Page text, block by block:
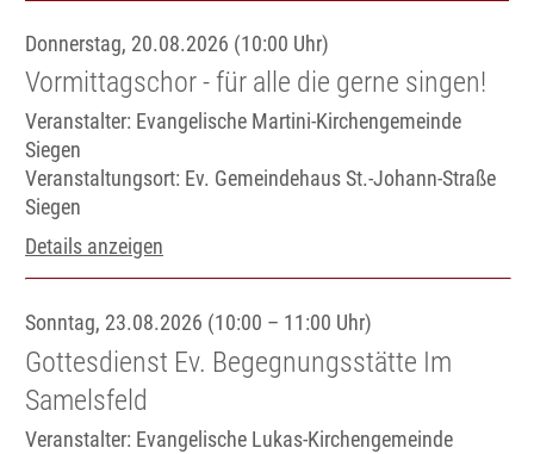
Donnerstag, 20.08.2026 (10:00 Uhr)
Vormittagschor - für alle die gerne singen!
Veranstalter: Evangelische Martini-Kirchengemeinde
Siegen
Veranstaltungsort: Ev. Gemeindehaus St.-Johann-Straße
Siegen
Details anzeigen
Sonntag, 23.08.2026 (10:00 – 11:00 Uhr)
Gottesdienst Ev. Begegnungsstätte Im
Samelsfeld
Veranstalter: Evangelische Lukas-Kirchengemeinde